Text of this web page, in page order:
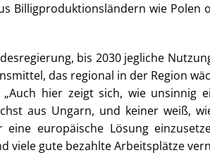
Billigproduktionsländern wie
bis 2030 jegliche
das regional in der Region
hier zeigt sich, wie unsinnig
aus Ungarn, und keiner weiß,
europäische Lösung
viele gute bezahlte Arbeitsplätze